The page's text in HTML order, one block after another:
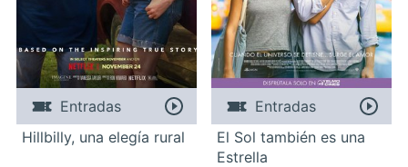
Entradas
Hillbilly, una elegía rural
Entradas
El Sol también es una
Estrella